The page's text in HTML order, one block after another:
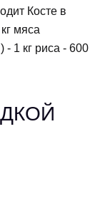
Косте в
мяса
1 кг риса - 600